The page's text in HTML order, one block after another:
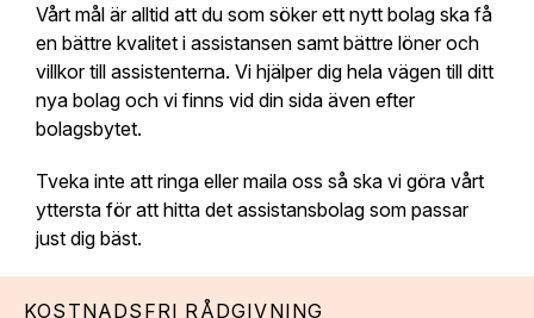
Vårt mål är alltid att du som söker ett nytt bolag ska få
en bättre kvalitet i assistansen samt bättre löner och
villkor till assistenterna. Vi hjälper dig hela vägen till ditt
nya bolag och vi finns vid din sida även efter
bolagsbytet.
Tveka inte att ringa eller maila oss så ska vi göra vårt
yttersta för att hitta det assistansbolag som passar
just dig bäst.
KOSTNADSFRI RÅDGIVNING